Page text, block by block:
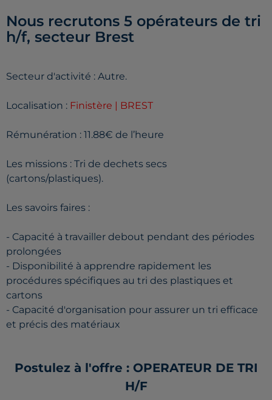
Nous recrutons 5 opérateurs de tri
h/f, secteur Brest
Secteur d'activité : Autre.
Localisation : Finistère | BREST
Rémunération : 11.88€ de l’heure
Les missions : Tri de dechets secs
(cartons/plastiques).
Les savoirs faires :
- Capacité à travailler debout pendant des périodes
prolongées
- Disponibilité à apprendre rapidement les
procédures spécifiques au tri des plastiques et
cartons
- Capacité d'organisation pour assurer un tri efficace
et précis des matériaux
Postulez à l'offre : OPERATEUR DE TRI
H/F